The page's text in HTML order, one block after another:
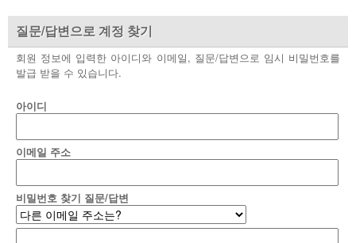
질문/답변으로 계정 찾기
회원 정보에 입력한 아이디와 이메일, 질문/답변으로 임시 비밀번호를
발급 받을 수 있습니다.
아이디
이메일 주소
비밀번호 찾기 질문/답변
- 카드뉴스
부설기관